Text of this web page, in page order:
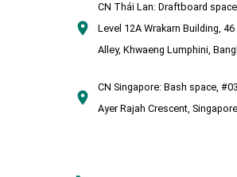
CN Thái Lan: Draftboard
Level 12A Wrakarn Building,
Alley, Khwaeng Lumphini,
CN Singapore: Bash space,
Ayer Rajah Crescent,